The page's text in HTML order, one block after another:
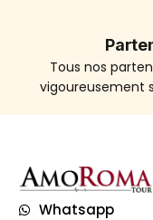
Tous nos
vigoureusement
Whatsapp